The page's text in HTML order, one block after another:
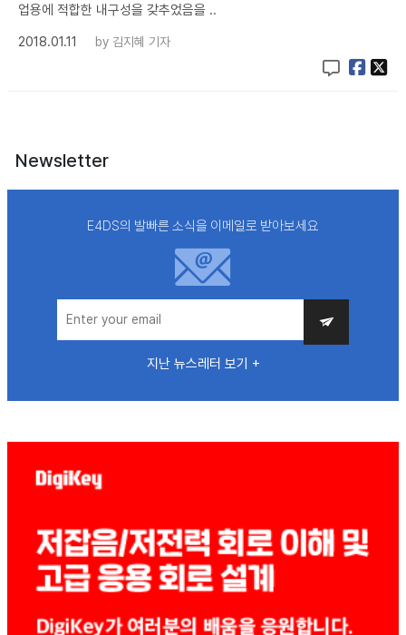
업용에 적합한 내구성을 갖추었음을 ..
2018.01.11
by 김지혜 기자
Newsletter
E4DS의 발빠른 소식을 이메일로 받아보세요
지난 뉴스레터 보기 +